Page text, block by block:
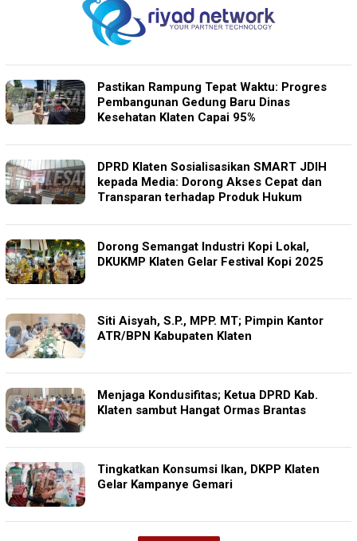
Pastikan Rampung Tepat Waktu: Progres
Pembangunan Gedung Baru Dinas
Kesehatan Klaten Capai 95%
DPRD Klaten Sosialisasikan SMART JDIH
kepada Media: Dorong Akses Cepat dan
Transparan terhadap Produk Hukum
Dorong Semangat Industri Kopi Lokal,
DKUKMP Klaten Gelar Festival Kopi 2025
Siti Aisyah, S.P., MPP. MT; Pimpin Kantor
ATR/BPN Kabupaten Klaten
Menjaga Kondusifitas; Ketua DPRD Kab.
Klaten sambut Hangat Ormas Brantas
Tingkatkan Konsumsi Ikan, DKPP Klaten
Gelar Kampanye Gemari